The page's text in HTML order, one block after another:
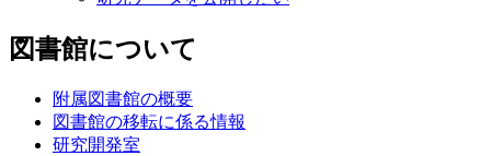
図書館について
附属図書館の概要
図書館の移転に係る情報
研究開発室